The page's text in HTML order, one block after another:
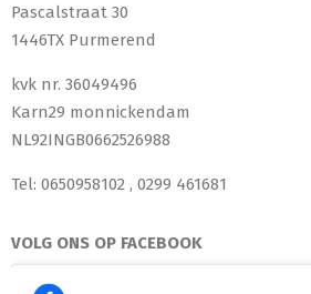
Pascalstraat 30
1446TX Purmerend
kvk nr. 36049496
Karn29 monnickendam
NL92INGB0662526988
Tel: 0650958102 , 0299 461681
VOLG ONS OP FACEBOOK